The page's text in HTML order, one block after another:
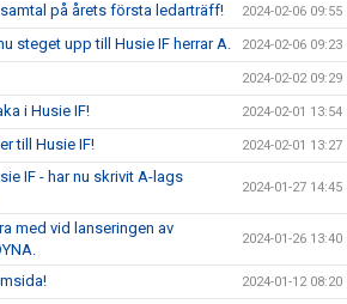
på årets första ledarträff! 2024-02-06 09:55
steget upp till Husie IF herrar A. 2024-02-06 09:23
2024-02-02 09:29
i Husie IF! 2024-02-01 13:54
till Husie IF! 2024-02-01 13:27
IF - har nu skrivit A-lags
2024-01-27 14:45
med vid lanseringen av
2024-01-26 13:40
2024-01-12 08:20